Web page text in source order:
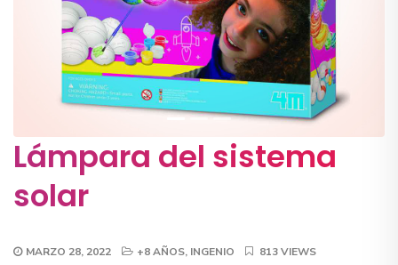
Lámpara del sistema
solar
MARZO 28, 2022 +8 AÑOS, INGENIO
813 VIEWS